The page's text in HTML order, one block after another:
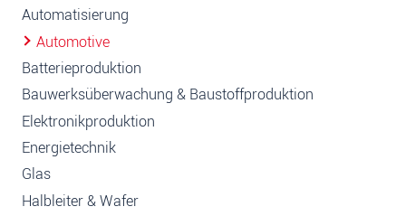
Automatisierung
Automotive
Batterieproduktion
Bauwerksüberwachung & Baustoffproduktion
Elektronikproduktion
Energietechnik
Glas
Halbleiter & Wafer